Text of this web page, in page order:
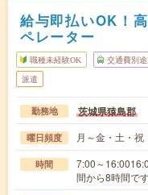
給与即払いOK！
ペレーター
職種未経験OK 交通費別途
派遣
勤務地 茨城県猿島郡
曜日頻度 月～金・土・祝
時間
7:00～
間から8時間で